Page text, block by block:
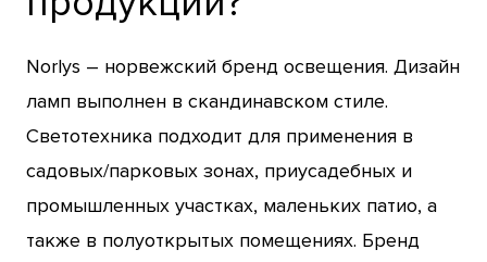
Norlys – норвежский бренд освещения. Дизайн
ламп выполнен в скандинавском стиле.
Светотехника подходит для применения в
садовых/парковых зонах, приусадебных и
промышленных участках, маленьких патио, а
также в полуоткрытых помещениях. Бренд